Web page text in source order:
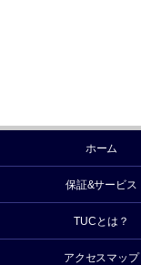
ホーム
保証&サービス
TUCとは？
アクセスマップ